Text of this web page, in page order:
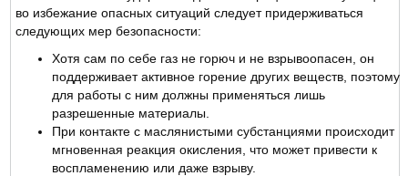
во избежание опасных ситуаций следует придерживаться
следующих мер безопасности:
Хотя сам по себе газ не горюч и не взрывоопасен, он
поддерживает активное горение других веществ, поэтому
для работы с ним должны применяться лишь
разрешенные материалы.
При контакте с маслянистыми субстанциями происходит
мгновенная реакция окисления, что может привести к
воспламенению или даже взрыву.